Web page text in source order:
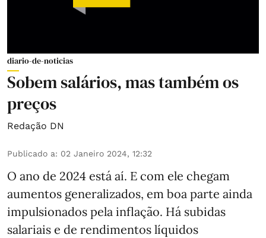
diario-de-noticias
Sobem salários, mas também os
preços
Redação DN
Publicado a: 02 Janeiro 2024, 12:32
O ano de 2024 está aí. E com ele chegam
aumentos generalizados, em boa parte ainda
impulsionados pela inflação. Há subidas
salariais e de rendimentos líquidos